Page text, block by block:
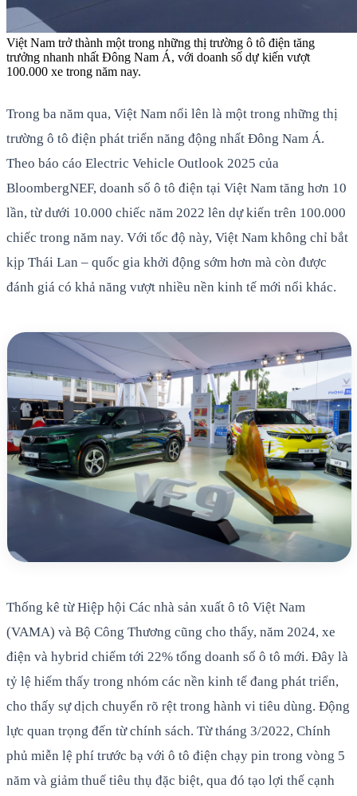
Việt Nam trở thành một trong những thị trường ô tô điện tăng
trưởng nhanh nhất Đông Nam Á, với doanh số dự kiến vượt
100.000 xe trong năm nay.
Trong ba năm qua, Việt Nam nổi lên là một trong những thị
trường ô tô điện phát triển năng động nhất Đông Nam Á.
Theo báo cáo Electric Vehicle Outlook 2025 của
BloombergNEF, doanh số ô tô điện tại Việt Nam tăng hơn 10
lần, từ dưới 10.000 chiếc năm 2022 lên dự kiến trên 100.000
chiếc trong năm nay. Với tốc độ này, Việt Nam không chỉ bắt
kịp Thái Lan – quốc gia khởi động sớm hơn mà còn được
đánh giá có khả năng vượt nhiều nền kinh tế mới nổi khác.
Thống kê từ Hiệp hội Các nhà sản xuất ô tô Việt Nam
(VAMA) và Bộ Công Thương cũng cho thấy, năm 2024, xe
điện và hybrid chiếm tới 22% tổng doanh số ô tô mới. Đây là
tỷ lệ hiếm thấy trong nhóm các nền kinh tế đang phát triển,
cho thấy sự dịch chuyển rõ rệt trong hành vi tiêu dùng. Động
lực quan trọng đến từ chính sách. Từ tháng 3/2022, Chính
phủ miễn lệ phí trước bạ với ô tô điện chạy pin trong vòng 5
năm và giảm thuế tiêu thụ đặc biệt, qua đó tạo lợi thế cạnh